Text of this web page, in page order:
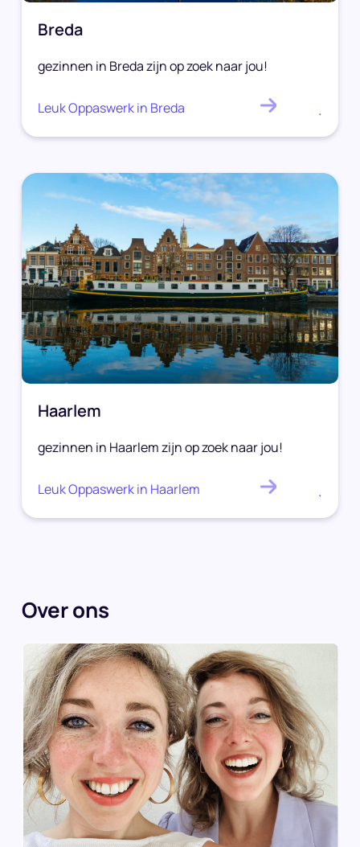
Breda
gezinnen in Breda zijn op zoek naar jou!
Leuk Oppaswerk in Breda .
Haarlem
gezinnen in Haarlem zijn op zoek naar jou!
Leuk Oppaswerk in Haarlem .
Over ons